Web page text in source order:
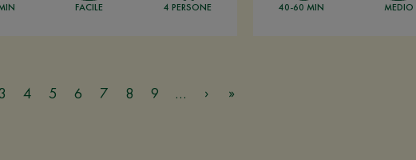
FACILE 4 PERSONE 40-60 MIN MEDIO
4 5 6 7 8 9 …